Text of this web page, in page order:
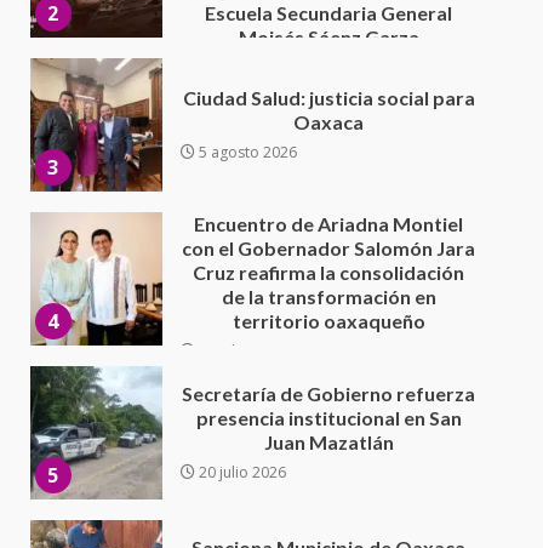
3
5 agosto 2026
4
Encuentro de Ariadna Montiel
con el Gobernador Salomón Jara
Cruz reafirma la consolidación
30 julio 2026
5
Secretaría de Gobierno refuerza
presencia institucional en San
Juan Mazatlán
20 julio 2026
6
Sanciona Municipio de Oaxaca
de Juárez caso de maltrato
animal tras denuncia ciudadana